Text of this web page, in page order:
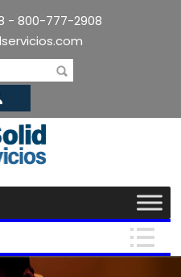
- 800-777-2908